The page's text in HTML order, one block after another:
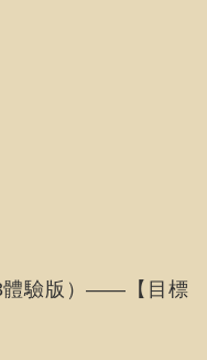
體驗版）——【目標